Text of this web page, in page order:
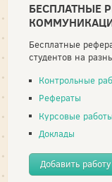
БЕСПЛАТНЫЕ
Бесплатные
студентов на
Контрольные
Рефераты
Курсовые работы
Доклады
Добавить работу